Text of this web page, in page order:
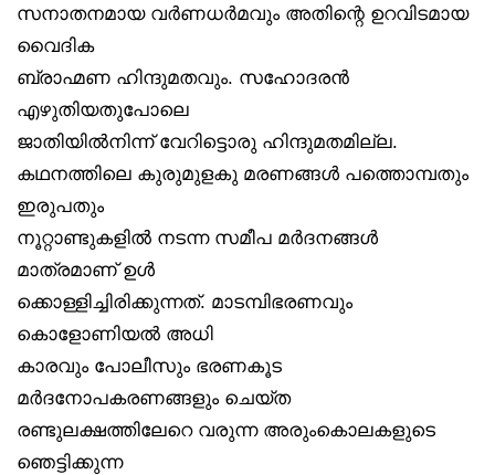
സനാതനമായ വർണധർമവും അതിന്റെ ഉറവിടമായ
വൈദിക
ബ്രാഹ്മണ ഹിന്ദുമതവും. സഹോദരൻ
എഴുതിയതുപോലെ
ജാതിയിൽനിന്ന് വേറിട്ടൊരു ഹിന്ദുമതമില്ല.
കഥനത്തിലെ കുരുമുളകു മരണങ്ങൾ പത്തൊമ്പതും
ഇരുപതും
നൂറ്റാണ്ടുകളിൽ നടന്ന സമീപ മർദനങ്ങൾ
മാത്രമാണ് ഉൾ
ക്കൊള്ളിച്ചിരിക്കുന്നത്. മാടമ്പിഭരണവും
കൊളോണിയൽ അധി
കാരവും പോലീസും ഭരണകൂട
മർദനോപകരണങ്ങളും ചെയ്ത
രണ്ടുലക്ഷത്തിലേറെ വരുന്ന അരുംകൊലകളുടെ
ഞെട്ടിക്കുന്ന